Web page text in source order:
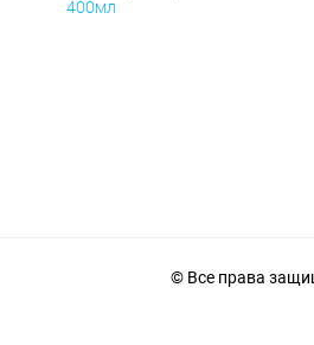
400мл
© Все права